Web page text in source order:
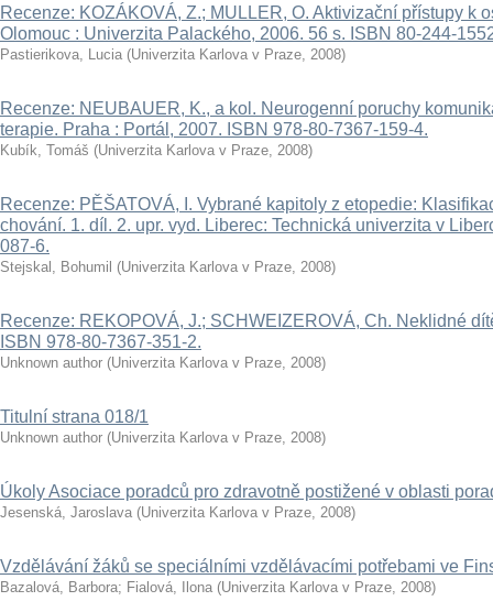
Recenze: KOZÁKOVÁ, Z.; MULLER, O. Aktivizační přístupy k
Olomouc : Univerzita Palackého, 2006. 56 s. ISBN 80-244-
Pastierikova, Lucia (Univerzita Karlova v Praze, 2008)
Recenze: NEUBAUER, K., a kol. Neurogenní poruchy
terapie. Praha : Portál, 2007. ISBN 978-80-7367-159-4.
Kubík, Tomáš (Univerzita Karlova v Praze, 2008)
Recenze: PĚŠATOVÁ, I. Vybrané kapitoly z etopedie:
chování. 1. díl. 2. upr. vyd. Liberec: Technická univerzita v
087-6.
Stejskal, Bohumil (Univerzita Karlova v Praze, 2008)
Recenze: REKOPOVÁ, J.; SCHWEIZEROVÁ, Ch. Neklidné
ISBN 978-80-7367-351-2.
Unknown author (Univerzita Karlova v Praze, 2008)
Titulní strana 018/1
Unknown author (Univerzita Karlova v Praze, 2008)
Úkoly Asociace poradců pro zdravotně postižené v oblasti
Jesenská, Jaroslava (Univerzita Karlova v Praze, 2008)
Vzdělávání žáků se speciálními vzdělávacími potřebami ve
Bazalová, Barbora; Fialová, Ilona (Univerzita Karlova v Praze, 2008)